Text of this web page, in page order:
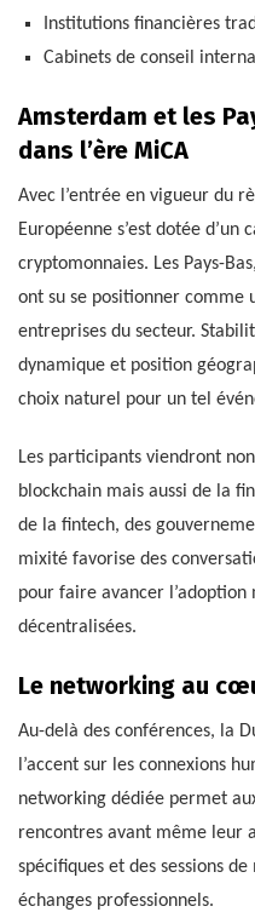
Institutions financières
Cabinets de conseil
Amsterdam et les
dans l’ère MiCA
Avec l’entrée en vigueur du
Européenne s’est dotée
cryptomonnaies. Les Pays-
ont su se positionner
entreprises du secteur.
dynamique et position
choix naturel pour un tel
Les participants viendront
blockchain mais aussi de la
de la fintech, des
mixité favorise des
pour faire avancer l’adoption
décentralisées.
Le networking au
Au-delà des conférences, la
l’accent sur les connexions
networking dédiée permet
rencontres avant même leur
spécifiques et des sessions
échanges professionnels.